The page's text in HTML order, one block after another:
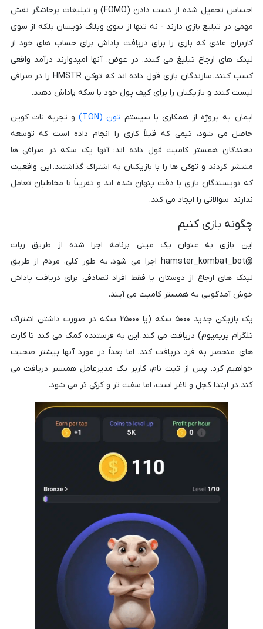
احساس تحمیل شده از دست دادن (FOMO) و تبلیغات پرخاشگر نقش
مهمی در تبلیغ بازی دارند - نه تنها از سوی وبلاگ نویسان بلکه از سوی
کاربران عادی که بازی را برای دریافت پاداش برای حساب های خود از
لینک های ارجاع تبلیغ می کنند. در عوض، آنها امیدوارند درآمد واقعی
کسب کنند. سازندگان بازی قول داده اند که توکن HMSTR را در صرافی
لیست کنند و بازیکنان را برای کیف پول خود با سکه پاداش دهند.
ایمان به پروژه از همکاری با سیستم تون (TON)
و تجربه نات کوین
حاصل می شود، تیمی که قبلاً کاری را انجام داده است که توسعه
دهندگان همستر کامبت قول داده اند: آنها یک سکه در صرافی ها
منتشر کردند و توکن ها را با بازیکنان به اشتراک گذاشتند. این واقعیت
که نویسندگان بازی با دقت پنهان شده اند و تقریباً با مخاطبان تعامل
ندارند، سوالاتی را ایجاد می کند.
چگونه بازی کنیم
این بازی به عنوان یک مینی برنامه اجرا شده از طریق ربات
@hamster_kombat_bot اجرا می شود. به طور کلی، مردم از طریق
لینک های ارجاع از دوستان یا فقط افراد تصادفی برای دریافت پاداش
خوش آمدگویی به همستر کامبت می آیند.
یک بازیکن جدید ۵۰۰۰ سکه (یا ۲۵۰۰۰ سکه در صورت داشتن اشتراک
تلگرام پریمیوم) دریافت می کند. این به فرستنده کمک می کند تا کارت
های منحصر به فرد دریافت کند، اما بعداً در مورد آنها بیشتر صحبت
خواهیم کرد. پس از ثبت نام، کاربر یک مدیرعامل همستر دریافت می
کند. در ابتدا کچل و لاغر است، اما سفت تر و کرکی تر می شود.